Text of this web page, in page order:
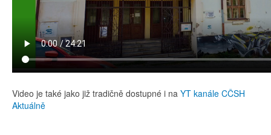
Video je také jako již tradičně dostupné i na YT kanále CČSH
Aktuálně